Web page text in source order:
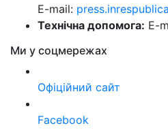
E-mail:
Технічна допомога: E-
Ми у соцмережах
Офіційний сайт
Facebook